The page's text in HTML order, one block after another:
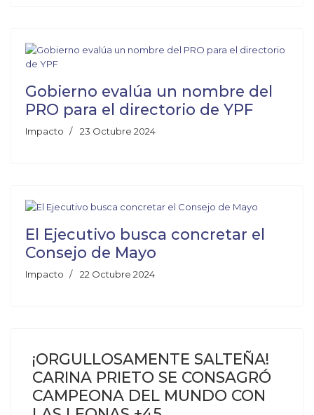
Gobierno evalúa un nombre del
PRO para el directorio de YPF
Impacto 23 Octubre 2024
El Ejecutivo busca concretar el
Consejo de Mayo
Impacto 22 Octubre 2024
¡ORGULLOSAMENTE SALTEÑA!
CARINA PRIETO SE CONSAGRÓ
CAMPEONA DEL MUNDO CON